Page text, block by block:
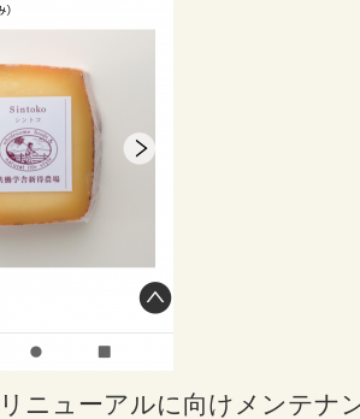
ニューアルに向けメンテナ